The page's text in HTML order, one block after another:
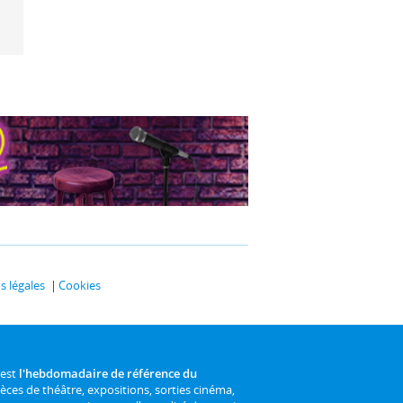
légales Cookies
l'hebdomadaire de référence du
de théâtre, expositions, sorties cinéma,